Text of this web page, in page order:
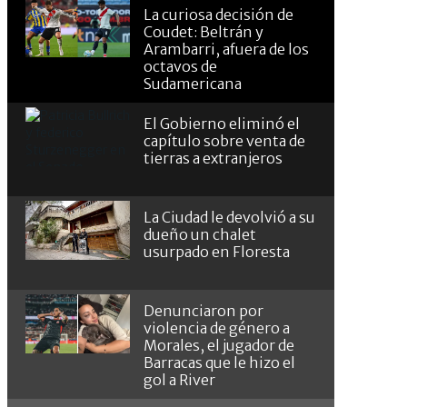
La curiosa decisión de
Coudet: Beltrán y
Arambarri, afuera de los
octavos de
Sudamericana
El Gobierno eliminó el
capítulo sobre venta de
tierras a extranjeros
La Ciudad le devolvió a su
dueño un chalet
usurpado en Floresta
Denunciaron por
violencia de género a
Morales, el jugador de
Barracas que le hizo el
gol a River